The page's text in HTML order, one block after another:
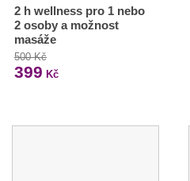
2 h wellness pro 1 nebo
2 osoby a možnost
masáže
500 Kč
399 Kč